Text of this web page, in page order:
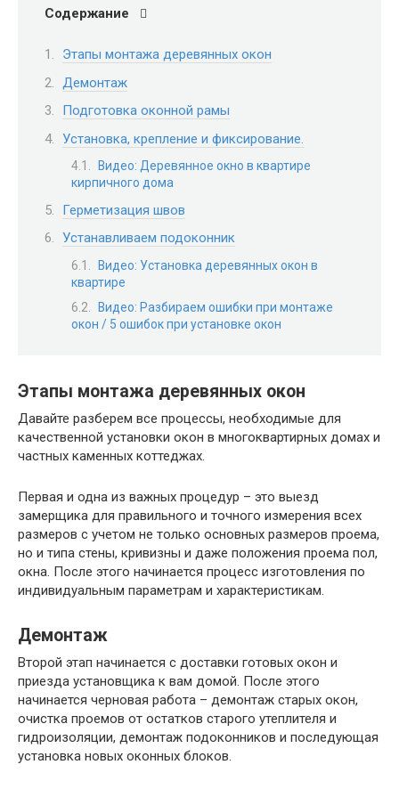
Содержание
Этапы монтажа деревянных окон
Демонтаж
Подготовка оконной рамы
Установка, крепление и фиксирование.
Видео: Деревянное окно в квартире
кирпичного дома
Герметизация швов
Устанавливаем подоконник
Видео: Установка деревянных окон в
квартире
Видео: Разбираем ошибки при монтаже
окон / 5 ошибок при установке окон
Этапы монтажа деревянных окон
Давайте разберем все процессы, необходимые для
качественной установки окон в многоквартирных домах и
частных каменных коттеджах.
Первая и одна из важных процедур – это выезд
замерщика для правильного и точного измерения всех
размеров с учетом не только основных размеров проема,
но и типа стены, кривизны и даже положения проема пол,
окна. После этого начинается процесс изготовления по
индивидуальным параметрам и характеристикам.
Демонтаж
Второй этап начинается с доставки готовых окон и
приезда установщика к вам домой. После этого
начинается черновая работа – демонтаж старых окон,
очистка проемов от остатков старого утеплителя и
гидроизоляции, демонтаж подоконников и последующая
установка новых оконных блоков.